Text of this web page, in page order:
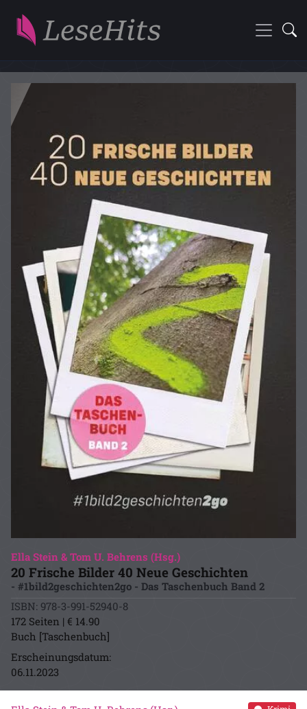
Ella Stein & Tom U. Behrens (Hsg.)
20 Frische Bilder 40 Neue Geschichten
- #1bild2geschichten2go - Das Taschenbuch Band 2
ISBN: 978-3-991-52940-8
172 Seiten | € 14.90
Buch [Taschenbuch]
Erscheinungsdatum:
06.11.2023